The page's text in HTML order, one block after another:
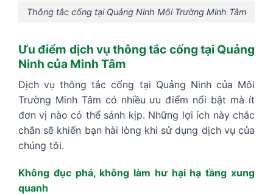
Thông tắc cống tại Quảng Ninh Môi Trường Minh Tâm
Ưu điểm dịch vụ thông tắc cống tại Quảng
Ninh của Minh Tâm
Dịch vụ thông tắc cống tại Quảng Ninh của Môi
Trường Minh Tâm có nhiều ưu điểm nổi bật mà ít
đơn vị nào có thể sánh kịp. Những lợi ích này chắc
chắn sẽ khiến bạn hài lòng khi sử dụng dịch vụ của
chúng tôi.
Không đục phá, không làm hư hại hạ tầng xung
quanh